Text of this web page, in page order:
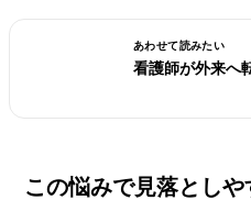
あわせて読みたい
看護師が外来へ
この悩みで見落としや